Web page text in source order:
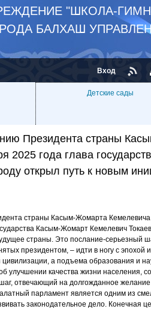
"ШКОЛА-
БАЛХАШ
Вход
Детские сады
Президента страны
2025 года глава
открыл путь к новым
страны Касым-Жомарта Кемелевича
Касым-Жомарт Кемелевич
страны. Это послание-серьезный
президентом, – идти в ногу с эпохой
цивилизации, а подъема образования и
улучшении качества жизни населения,
отвечающий на долгожданное
парламент является одним из
законодательное дело. Конечная